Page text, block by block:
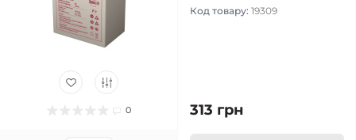
0
Код товару: 19309
313 грн